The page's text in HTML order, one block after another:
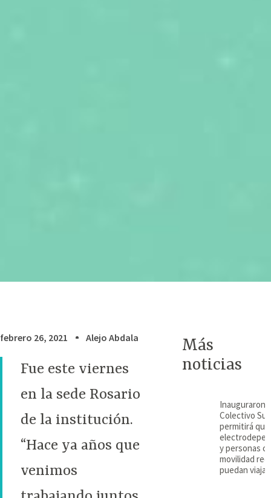
febrero 26, 2021 Alejo Abdala
Fue este viernes
en la sede Rosario
de la institución.
“Hace ya años que
venimos
Más
noticias
Inauguraron
Colectivo
permitirá que
y personas
movilidad
puedan viajar